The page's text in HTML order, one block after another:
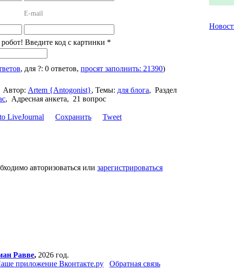
E-mail
Введите код с картинки *
, для ?: 0 ответов, просят заполнить: 21390)
Автор: Artem {Antogonist}, Темы: для блога, Раздел
, Адресная анкета, 21 вопрос
Сохранить Tweet
авторизоваться или зарегистрироваться
Равве, 2026 год.
приложение Вконтакте.ру Обратная связь